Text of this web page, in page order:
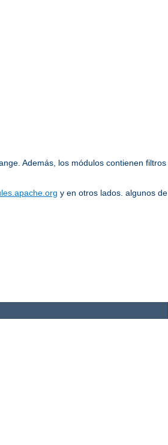
Además, los módulos contienen filtros
y en otros lados. algunos de